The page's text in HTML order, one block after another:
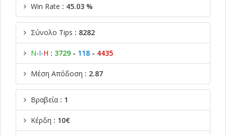
Win Rate : 45.03 %
Σύνολο Tips : 8282
Ν-Ι-Η : 3729 - 118 - 4435
Μέση Απόδοση : 2.87
Βραβεία : 1
Κέρδη : 10€